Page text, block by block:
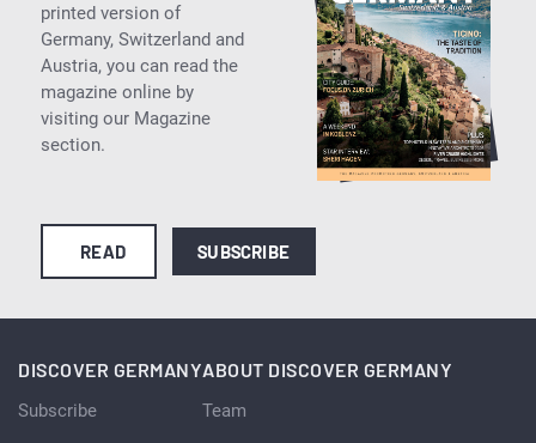
printed version of
Germany, Switzerland and
Austria, you can read the
magazine online by
visiting our Magazine
section.
READ SUBSCRIBE
DISCOVER GERMANY
Subscribe
ABOUT DISCOVER GERMANY
Team